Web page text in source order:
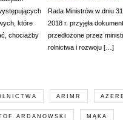
które
chociażby
Rada Ministrów w dniu
2018 r. przyjęła
przedłożone przez
rolnictwa i rozwoju […]
ARIMR
ARDANOWSKI MĄKA